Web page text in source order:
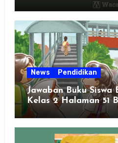
News Pendidikan
Jawaban Buku Siswa
Kelas 2 Halaman 51